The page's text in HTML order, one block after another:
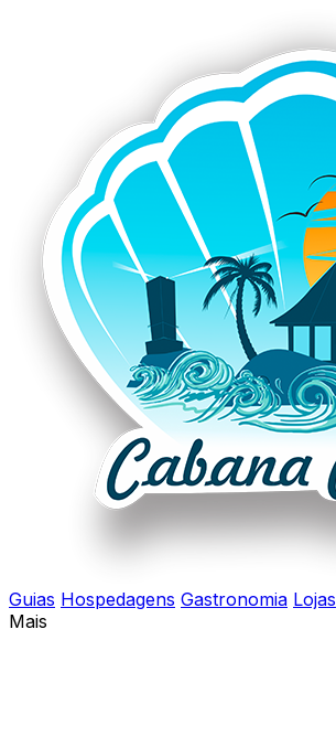
Guias Hospedagens Gastronomia Lojas
Mais